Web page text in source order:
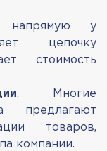
напрямую у
цепочку
стоимость
. Многие
предлагают
товаров,
компании.